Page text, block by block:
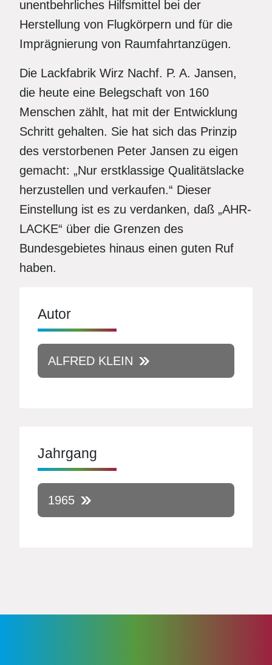
unentbehrliches Hilfsmittel bei der
Herstellung von Flugkörpern und für die
Imprägnierung von Raumfahrtanzügen.
Die Lackfabrik Wirz Nachf. P. A. Jansen,
die heute eine Belegschaft von 160
Menschen zählt, hat mit der Entwicklung
Schritt gehalten. Sie hat sich das Prinzip
des verstorbenen Peter Jansen zu eigen
gemacht: „Nur erstklassige Qualitätslacke
herzustellen und verkaufen.“ Dieser
Einstellung ist es zu verdanken, daß „AHR-
LACKE“ über die Grenzen des
Bundesgebietes hinaus einen guten Ruf
haben.
Autor
ALFRED KLEIN
Jahrgang
1965